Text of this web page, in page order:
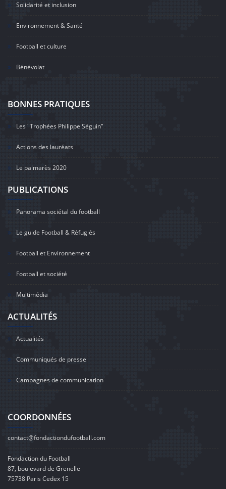
Solidarité et inclusion
Environnement & Santé
Football et culture
Bénévolat
BONNES PRATIQUES
Les "Trophées Philippe Séguin"
Actions des lauréats
Le palmarès 2020
PUBLICATIONS
Panorama sociétal du football
Le guide Football & Réfugiés
Football et Environnement
Football et société
Multimédia
ACTUALITÉS
Actualités
Communiqués de presse
Campagnes de communication
COORDONNÉES
contact@fondactiondufootball.com
Fondaction du Football
87, boulevard de Grenelle
75738 Paris Cedex 15